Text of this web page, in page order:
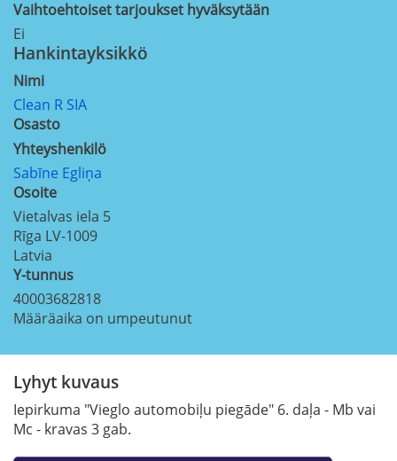
Vaihtoehtoiset tarjoukset hyväksytään
Ei
Hankintayksikkö
Nimi
Clean R SIA
Osasto
Yhteyshenkilö
Sabīne Egliņa
Osoite
Vietalvas iela 5
Rīga LV-1009
Latvia
Y-tunnus
40003682818
Määräaika on umpeutunut
Lyhyt kuvaus
Iepirkuma "Vieglo automobiļu piegāde" 6. daļa - Mb vai
Mc - kravas 3 gab.